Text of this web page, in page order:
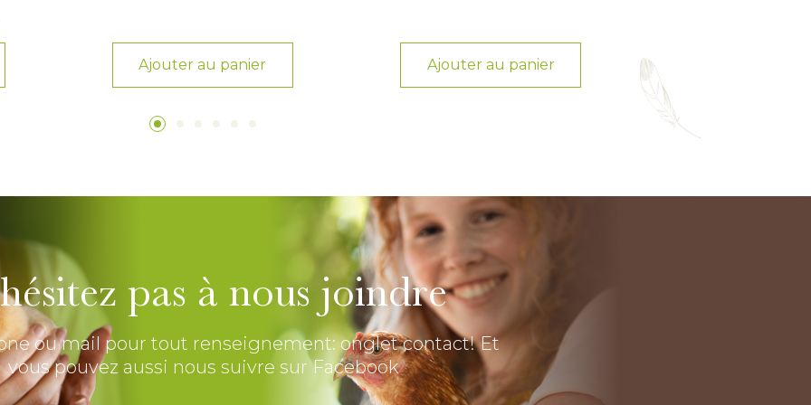
Ajouter au panier Ajouter au panier
pas à nous joindre
ou mail pour tout renseignement: onglet contact! Et
vous pouvez aussi nous suivre sur Facebook